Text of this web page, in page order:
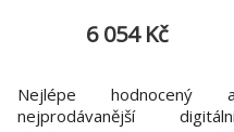
6 054 Kč
Nejlépe hodnocený a
nejprodávanější